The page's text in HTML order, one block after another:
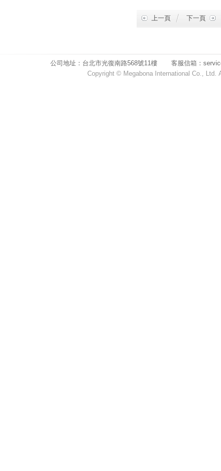
上一頁 下一頁
公司地址：台北市光復南路568號11樓 客服信箱：
Copyright © Megabona International Co.,